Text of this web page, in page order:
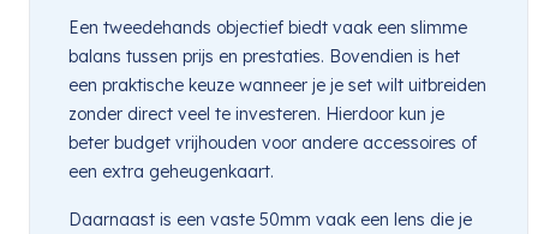
Een tweedehands objectief biedt vaak een slimme
balans tussen prijs en prestaties. Bovendien is het
een praktische keuze wanneer je je set wilt uitbreiden
zonder direct veel te investeren. Hierdoor kun je
beter budget vrijhouden voor andere accessoires of
een extra geheugenkaart.
Daarnaast is een vaste 50mm vaak een lens die je